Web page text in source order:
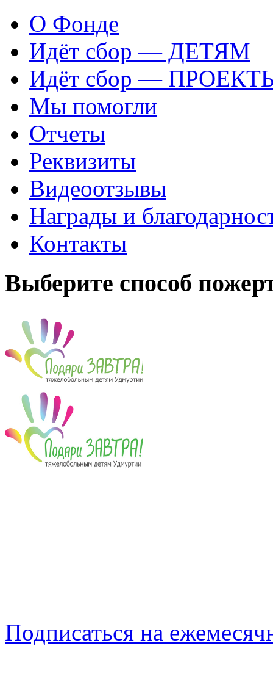
О Фонде
Идёт сбор — ДЕТЯМ
Идёт сбор —
Мы помогли
Отчеты
Реквизиты
Видеоотзывы
Награды и
Контакты
Выберите способ
Подписаться на